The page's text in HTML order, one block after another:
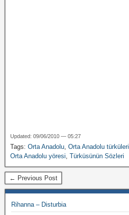
Updated: 09/06/2010 — 05:27
Tags: Orta Anadolu, Orta Anadolu türküleri
Orta Anadolu yöresi, Türküsünün Sözleri
← Previous Post
Rihanna – Disturbia